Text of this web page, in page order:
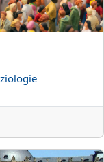
Didaktik des